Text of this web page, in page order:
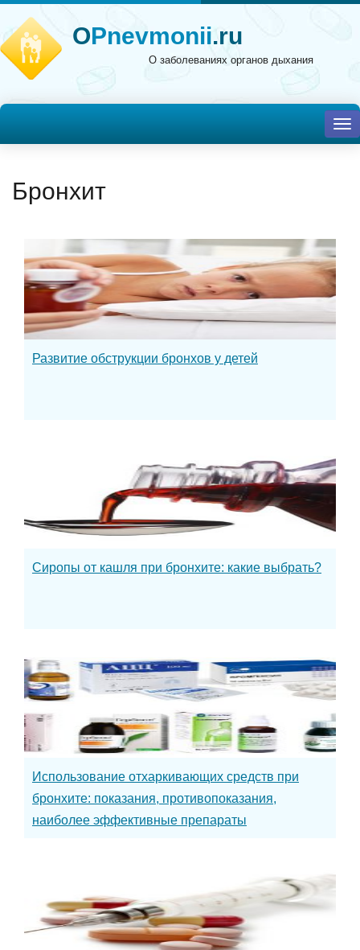
OPnevmonii.ru
О заболеваниях органов дыхания
Бронхит
Развитие обструкции бронхов у детей
Сиропы от кашля при бронхите: какие выбрать?
Использование отхаркивающих средств при
бронхите: показания, противопоказания,
наиболее эффективные препараты